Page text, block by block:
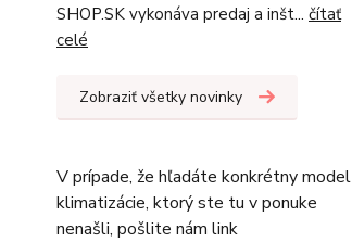
SHOP.SK vykonáva predaj a inšt... čítať
celé
Zobraziť všetky novinky
V prípade, že hľadáte konkrétny model
klimatizácie, ktorý ste tu v ponuke
nenašli, pošlite nám link